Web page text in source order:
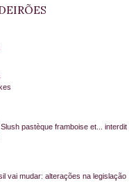
pastèque framboise et... interdit
vai mudar: alterações na legislação